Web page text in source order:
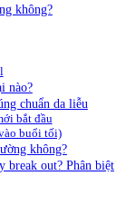
không?
nào?
chuẩn da liễu
bắt đầu
buổi tối)
không?
break out? Phân biệt